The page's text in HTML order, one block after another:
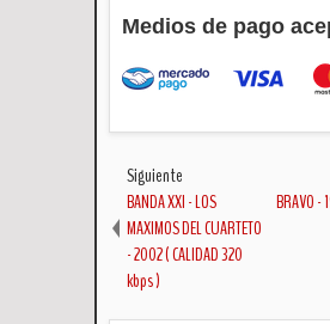
Medios de pago
Siguiente
BANDA XXI - LOS
MAXIMOS DEL CUARTETO
- 2002 ( CALIDAD 320
kbps )
BRAVO -